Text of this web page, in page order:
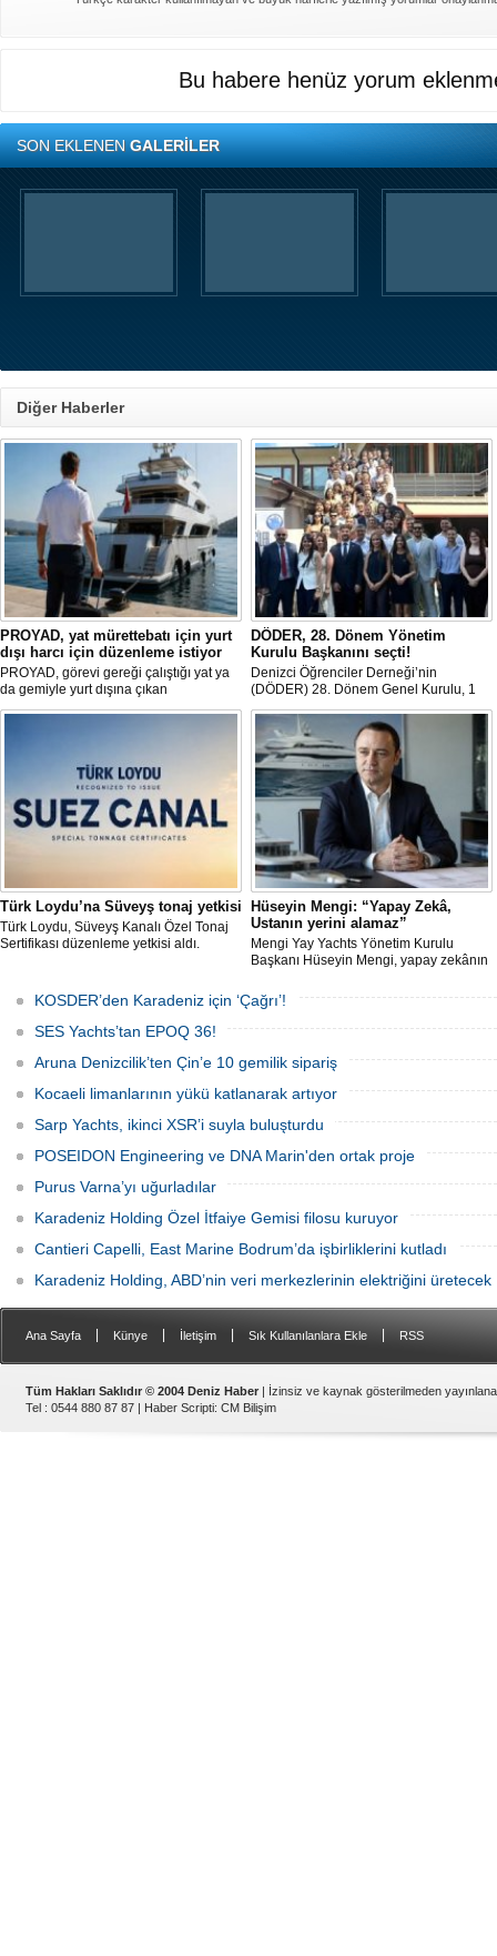
Bu habere henüz yorum
SON EKLENENGALERİLER
Diğer Haberler
PROYAD, yat mürettebatı için yurt
dışı harcı için düzenleme istiyor
PROYAD, görevi gereği çalıştığı yat ya
da gemiyle yurt dışına çıkan
gemiadamlarının yurt dışı çıkış
DÖDER, 28. Dönem Yönetim
Kurulu Başkanını seçti!
Denizci Öğrenciler Derneği’nin
(DÖDER) 28. Dönem Genel Kurulu, 1
Ağustos Cumartesi günü Türkiye Gemi
Sanayicileri Birliği (GİSBİR) ev
sahipliğinde gerçekleştirildi.
Türk Loydu’na Süveyş tonaj yetkisi
Türk Loydu, Süveyş Kanalı Özel Tonaj
Sertifikası düzenleme yetkisi aldı.
Hüseyin Mengi: “Yapay Zekâ,
Ustanın yerini alamaz”
Mengi Yay Yachts Yönetim Kurulu
Başkanı Hüseyin Mengi, yapay zekânın
özel üretim sürecini, mega yat
tanımındaki değişimi ve hibrit tahrik
sistemlerinin ekonomisini CNN Türk'te
anlattı.
KOSDER’den Karadeniz için ‘Çağrı’!
SES Yachts’tan EPOQ 36!
Aruna Denizcilik’ten Çin’e 10 gemilik sipariş
Kocaeli limanlarının yükü katlanarak artıyor
Sarp Yachts, ikinci XSR’i suyla buluşturdu
POSEIDON Engineering ve DNA Marin'den ortak proje
Purus Varna’yı uğurladılar
Karadeniz Holding Özel İtfaiye Gemisi filosu kuruyor
Cantieri Capelli, East Marine Bodrum’da işbirliklerini kutladı
Karadeniz Holding, ABD’nin veri merkezlerinin elektriğini üretecek
Ana Sayfa Künye İletişim Sık Kullanılanlara Ekle RSS
Tüm Hakları Saklıdır © 2004 Deniz Haber | İzinsiz ve kaynak gösterilmeden
Tel : 0544 880 87 87 | Haber Scripti: CM Bilişim